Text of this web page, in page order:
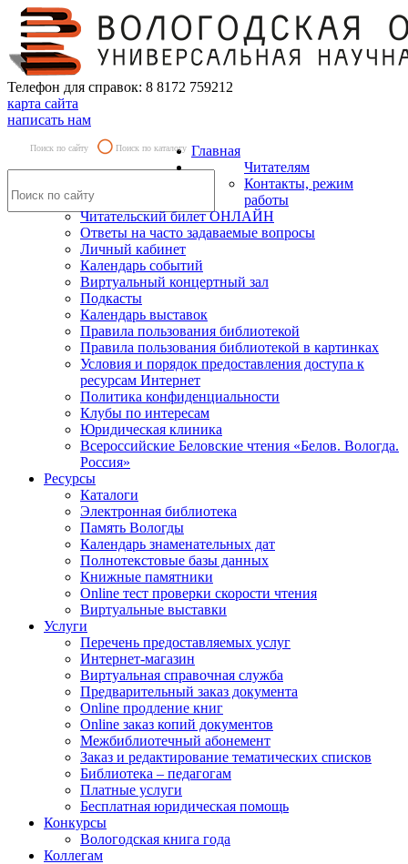
Телефон для справок: 8 8172 759212
карта сайта
написать нам
Поиск по сайту Поиск по каталогу Главная
Читателям
Контакты, режим
работы
Читательский билет ОНЛАЙН
Ответы на часто задаваемые вопросы
Личный кабинет
Календарь событий
Виртуальный концертный зал
Подкасты
Календарь выставок
Правила пользования библиотекой
Правила пользования библиотекой в картинках
Условия и порядок предоставления доступа к
ресурсам Интернет
Политика конфиденциальности
Клубы по интересам
Юридическая клиника
Всероссийские Беловские чтения «Белов. Вологда.
Россия»
Ресурсы
Каталоги
Электронная библиотека
Память Вологды
Календарь знаменательных дат
Полнотекстовые базы данных
Книжные памятники
Online тест проверки скорости чтения
Виртуальные выставки
Услуги
Перечень предоставляемых услуг
Интернет-магазин
Виртуальная справочная служба
Предварительный заказ документа
Online продление книг
Online заказ копий документов
Межбиблиотечный абонемент
Заказ и редактирование тематических списков
Библиотека – педагогам
Платные услуги
Бесплатная юридическая помощь
Конкурсы
Вологодская книга года
Коллегам